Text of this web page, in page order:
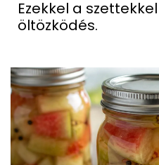
Ezekkel a
öltözködés.